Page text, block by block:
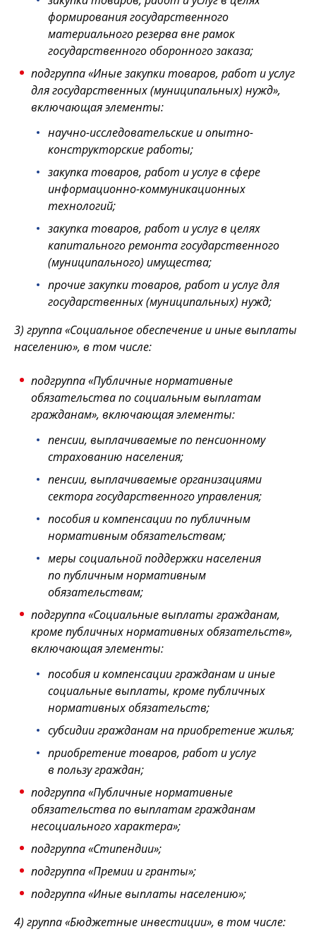
формирования государственного
материального резерва вне рамок
государственного оборонного заказа;
подгруппа «Иные закупки товаров, работ и услуг
для государственных (муниципальных) нужд»,
включающая элементы:
научно-исследовательские и опытно-
конструкторские работы;
закупка товаров, работ и услуг в сфере
информационно-коммуникационных
технологий;
закупка товаров, работ и услуг в целях
капитального ремонта государственного
(муниципального) имущества;
прочие закупки товаров, работ и услуг для
государственных (муниципальных) нужд;
3) группа «Социальное обеспечение и иные выплаты
населению», в том числе:
подгруппа «Публичные нормативные
обязательства по социальным выплатам
гражданам», включающая элементы:
пенсии, выплачиваемые по пенсионному
страхованию населения;
пенсии, выплачиваемые организациями
сектора государственного управления;
пособия и компенсации по публичным
нормативным обязательствам;
меры социальной поддержки населения
по публичным нормативным
обязательствам;
подгруппа «Социальные выплаты гражданам,
кроме публичных нормативных обязательств»,
включающая элементы:
пособия и компенсации гражданам и иные
социальные выплаты, кроме публичных
нормативных обязательств;
субсидии гражданам на приобретение жилья;
приобретение товаров, работ и услуг
в пользу граждан;
подгруппа «Публичные нормативные
обязательства по выплатам гражданам
несоциального характера»;
подгруппа «Стипендии»;
подгруппа «Премии и гранты»;
подгруппа «Иные выплаты населению»;
4) группа «Бюджетные инвестиции», в том числе: